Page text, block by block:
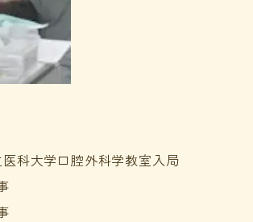
科大学口腔外科学教室入局